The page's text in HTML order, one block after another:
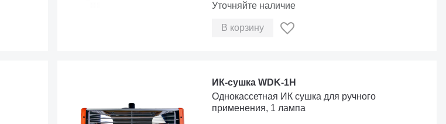
Уточняйте наличие
В корзину
ИК-сушка WDK-1H
Однокассетная ИК сушка для ручного
применения, 1 лампа